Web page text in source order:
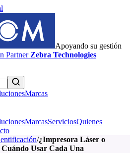
Apoyando su gestión
Partner Zebra Technologies
Marcas
MarcasServiciosQuienes
/¿Impresora Láser o
Usar Cada Una